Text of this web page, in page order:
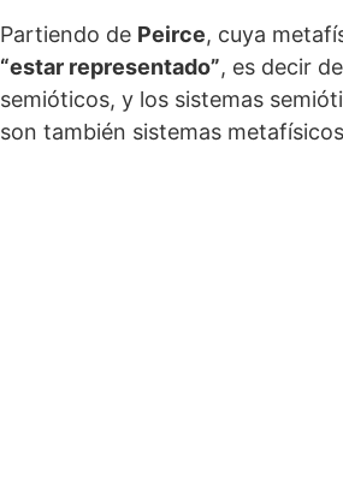
Partiendo de Peirce, cuya
“estar representado”, es decir
semióticos, y los sistemas
son también sistemas